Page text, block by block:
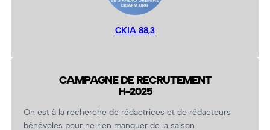
CKIA 88,3
CAMPAGNE DE RECRUTEMENT
H-2025
On est à la recherche de rédactrices et de rédacteurs
bénévoles pour ne rien manquer de la saison